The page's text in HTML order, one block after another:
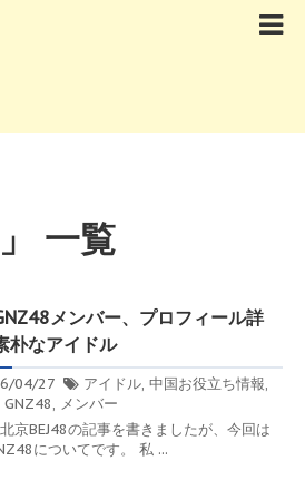
一覧
メンバー、プロフィール詳
朴なアイドル
04/27 アイドル, 中国お役立ち情報,
GNZ48, メンバー
京BEJ48の記事を書きましたが、今回は
についてです。 私 ...